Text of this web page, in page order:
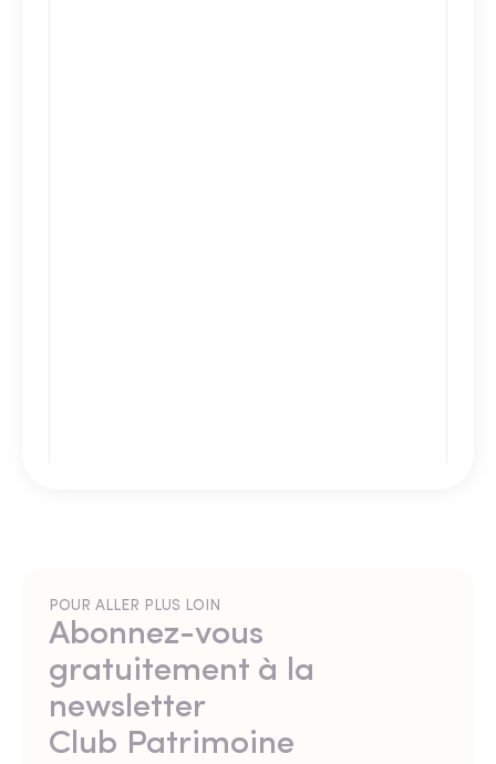
POUR ALLER PLUS LOIN
Abonnez-vous
gratuitement à la
newsletter
Club Patrimoine